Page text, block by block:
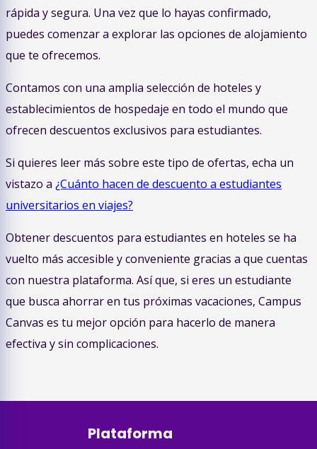
rápida y segura. Una vez que lo hayas confirmado,
puedes comenzar a explorar las opciones de alojamiento
que te ofrecemos.
Contamos con una amplia selección de hoteles y
establecimientos de hospedaje en todo el mundo que
ofrecen descuentos exclusivos para estudiantes.
Si quieres leer más sobre este tipo de ofertas, echa un
vistazo a ¿Cuánto hacen de descuento a estudiantes
universitarios en viajes?
Obtener descuentos para estudiantes en hoteles se ha
vuelto más accesible y conveniente gracias a que cuentas
con nuestra plataforma. Así que, si eres un estudiante
que busca ahorrar en tus próximas vacaciones, Campus
Canvas es tu mejor opción para hacerlo de manera
efectiva y sin complicaciones.
Plataforma